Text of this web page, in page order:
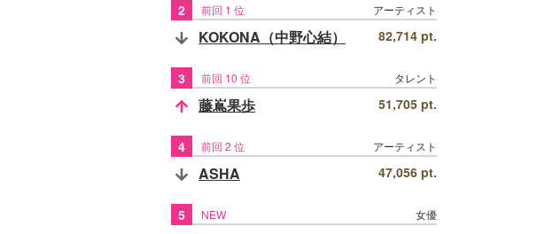
2 前回 1 位 アーティスト
KOKONA（中野心結） 82,714 pt.
3 前回 10 位 タレント
藤嶌果歩 51,705 pt.
4 前回 2 位 アーティスト
ASHA 47,056 pt.
5 NEW 女優